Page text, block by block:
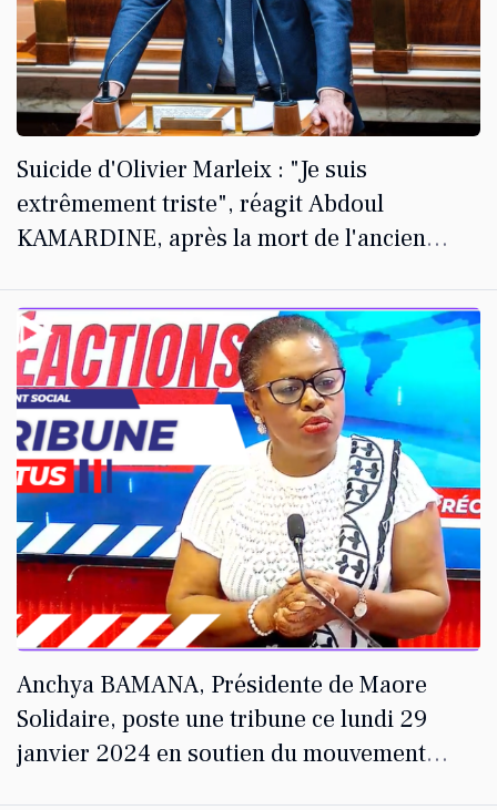
Suicide d'Olivier Marleix : "Je suis
extrêmement triste", réagit Abdoul
KAMARDINE, après la mort de l'ancien
Anchya BAMANA, Présidente de Maore
Solidaire, poste une tribune ce lundi 29
janvier 2024 en soutien du mouvement